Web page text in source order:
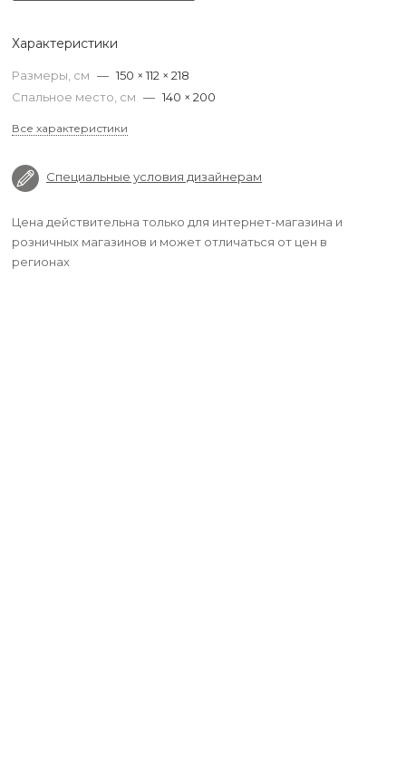
Характеристики
Размеры, см — 150 × 112 × 218
Спальное место, см — 140 × 200
Все характеристики
Специальные условия дизайнерам
Цена действительна только для интернет-магазина и
розничных магазинов и может отличаться от цен в
регионах